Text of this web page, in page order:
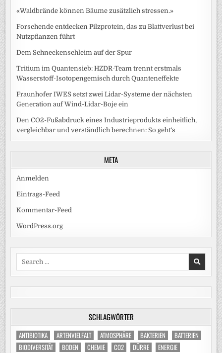
«Waldbrände können Bäume zusätzlich stressen.»
Forschende entdecken Pilzprotein, das zu Blattverlust bei
Nutzpflanzen führt
Dem Schneckenschleim auf der Spur
Tritium im Quantensieb: HZDR-Team trennt erstmals
Wasserstoff-Isotopengemisch durch Quanteneffekte
Fraunhofer IWES setzt zwei Lidar-Systeme der nächsten
Generation auf Wind-Lidar-Boje ein
Den CO2-Fußabdruck eines Industrieprodukts einheitlich,
vergleichbar und verständlich berechnen: So geht‘s
META
Anmelden
Eintrags-Feed
Kommentar-Feed
WordPress.org
SCHLAGWÖRTER
ANTIBIOTIKA ARTENVIELFALT ATMOSPHÄRE BAKTERIEN
BATTERIEN
BIODIVERSITÄT
BODEN CHEMIE CO2 DÜRRE
ENERGIE